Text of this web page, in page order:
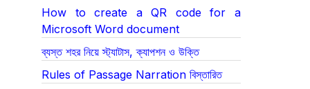
How to create a QR code for a
Microsoft Word document
ব্যস্ত শহর নিয়ে স্ট্যাটাস, ক্যাপশন ও উক্তি
Rules of Passage Narration বিস্তারিত